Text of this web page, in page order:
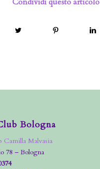
Bologna
Camilla Malvasia
78 – Bologna